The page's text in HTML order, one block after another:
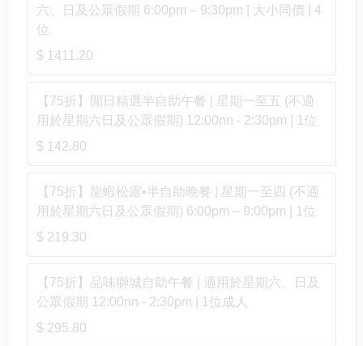
六、日及公眾假期 6:00pm – 9:30pm | 大小同價 | 4
位
$ 1411.20
【75折】閒日精選半自助午餐 | 星期一至五 (不適
用於星期六日及公眾假期) 12:00nn - 2:30pm | 1位
$ 142.80
【75折】龍蝦松露•半自助晚餐 | 星期一至四 (不適
用於星期六日及公眾假期) 6:00pm – 9:00pm | 1位
$ 219.30
【75折】品味獅城自助午餐 | 適用於星期六、日及
公眾假期 12:00nn - 2:30pm | 1位成人
$ 295.80